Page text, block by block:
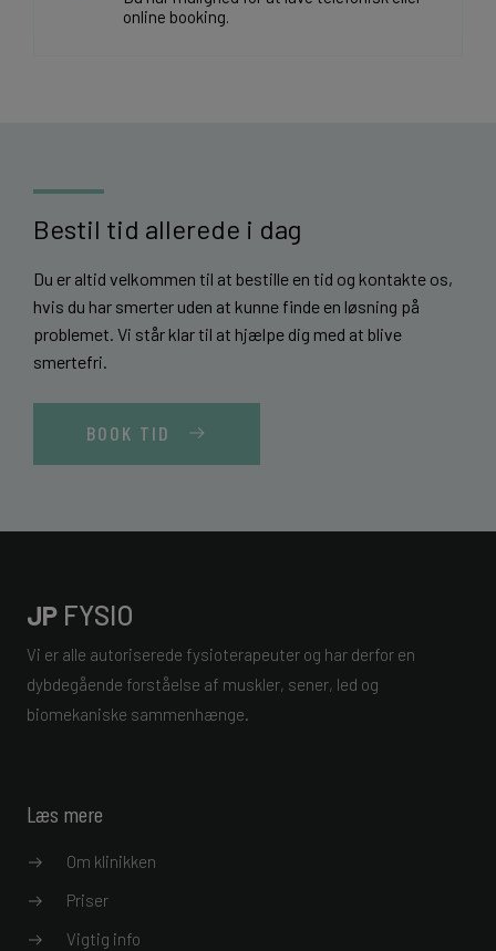
online booking.
Bestil tid allerede i dag
Du er altid velkommen til at bestille en tid og kontakte os,
hvis du har smerter uden at kunne finde en løsning på
problemet. Vi står klar til at hjælpe dig med at blive
smertefri.
BOOK TID
JP FYSIO
Vi er alle autoriserede fysioterapeuter og har derfor en
dybdegående forståelse af muskler, sener, led og
biomekaniske sammenhænge.
Læs mere
Om klinikken
Priser
Vigtig info